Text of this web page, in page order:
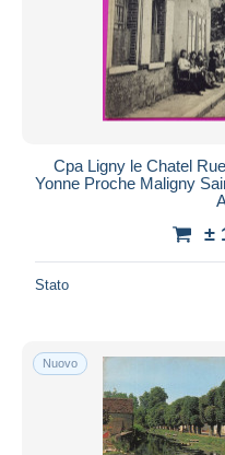
Cpa Ligny le Chatel
Yonne Proche Maligny
±
Stato
Nuovo